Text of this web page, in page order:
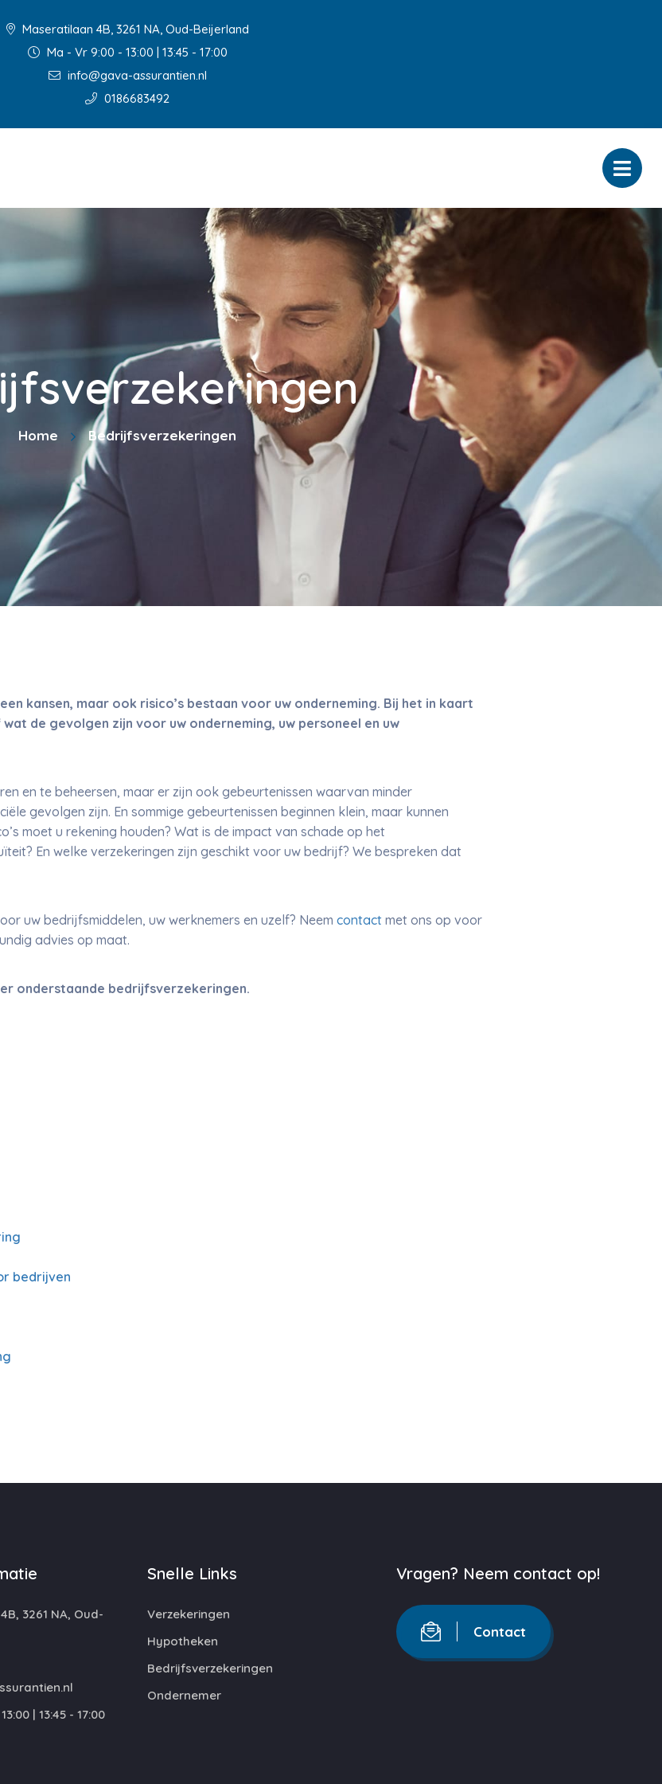
Maseratilaan 4B, 3261 NA, Oud-Beijerland
Ma - Vr 9:00 - 13:00 | 13:45 - 17:00
info@gava-assurantien.nl
0186683492
Home Bedrijfsverzekeringen
kansen, maar ook risico’s bestaan voor uw onderneming. Bij het in kaart
de gevolgen zijn voor uw onderneming, uw personeel en uw
en te beheersen, maar er zijn ook gebeurtenissen waarvan minder
gevolgen zijn. En sommige gebeurtenissen beginnen klein, maar kunnen
moet u rekening houden? Wat is de impact van schade op het
En welke verzekeringen zijn geschikt voor uw bedrijf? We bespreken dat
uw bedrijfsmiddelen, uw werknemers en uzelf? Neem contactmet ons op voor
advies op maat.
onderstaande bedrijfsverzekeringen.
bedrijven
3261 NA, Oud-
| 13:45 - 17:00
Snelle Links
Verzekeringen
Hypotheken
Bedrijfsverzekeringen
Ondernemer
Vragen? Neem contact op!
Contact